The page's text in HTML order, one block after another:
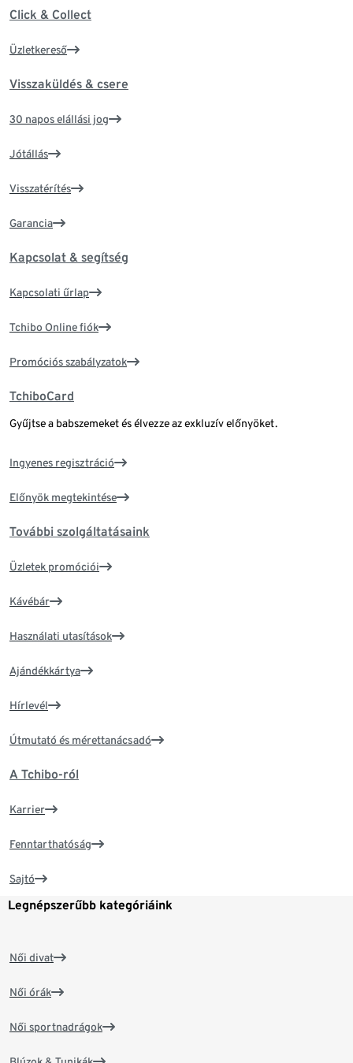
Click & Collect
Üzletkereső
Visszaküldés & csere
30 napos elállási jog
Jótállás
Visszatérítés
Garancia
Kapcsolat & segítség
Kapcsolati űrlap
Tchibo Online fiók
Promóciós szabályzatok
TchiboCard
Gyűjtse a babszemeket és élvezze az exkluzív előnyöket.
Ingyenes regisztráció
Előnyök megtekintése
További szolgáltatásaink
Üzletek promóciói
Kávébár
Használati utasítások
Ajándékkártya
Hírlevél
Útmutató és mérettanácsadó
A Tchibo-ról
Karrier
Fenntarthatóság
Sajtó
Legnépszerűbb kategóriáink
Női divat
Női órák
Női sportnadrágok